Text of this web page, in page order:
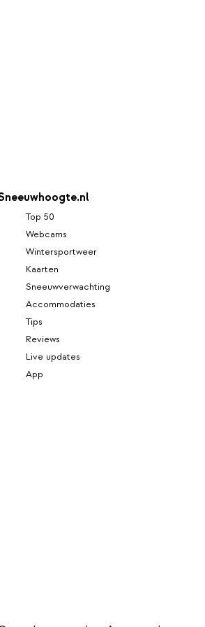
Top 50
Webcams
Wintersportweer
Kaarten
Sneeuwverwachting
Accommodaties
Tips
Reviews
Live updates
App